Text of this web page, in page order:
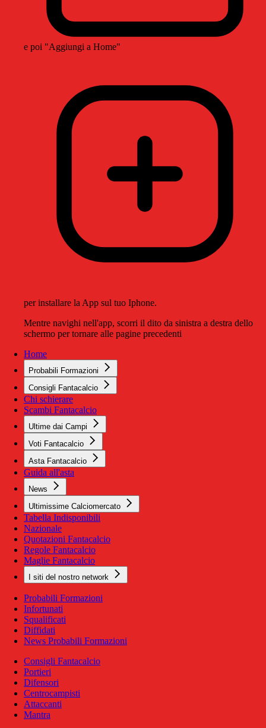
e poi "Aggiungi a Home"
per installare la App sul tuo Iphone.
Mentre navighi nell'app, scorri il dito da sinistra a destra dello
schermo per tornare alle pagine precedenti
Home
Probabili Formazioni
Consigli Fantacalcio
Chi schierare
Scambi Fantacalcio
Ultime dai Campi
Voti Fantacalcio
Asta Fantacalcio
Guida all'asta
News
Ultimissime Calciomercato
Tabella Indisponibili
Nazionale
Quotazioni Fantacalcio
Regole Fantacalcio
Maglie Fantacalcio
I siti del nostro network
Probabili Formazioni
Infortunati
Squalificati
Diffidati
News Probabili Formazioni
Consigli Fantacalcio
Portieri
Difensori
Centrocampisti
Attaccanti
Mantra